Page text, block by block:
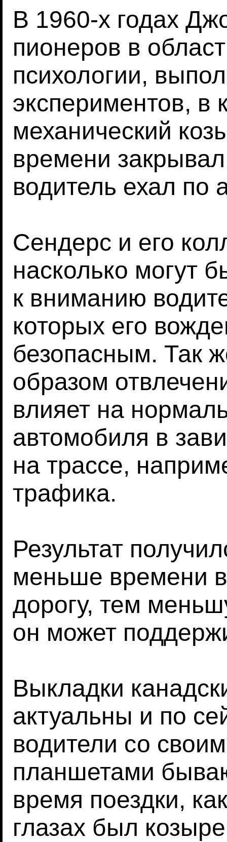
В 1960-х годах
пионеров в
психологии,
экспериментов, в
механический
времени
водитель ехал по
Сендерс и его
насколько могут
к вниманию
которых его
безопасным. Так
образом
влияет на
автомобиля в
на трассе,
трафика.
Результат
меньше времени
дорогу, тем
он может
Выкладки
актуальны и по
водители со
планшетами
время поездки,
глазах был